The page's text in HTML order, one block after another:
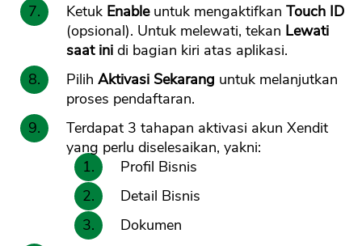
Ketuk Enable untuk mengaktifkan Touch ID
(opsional). Untuk melewati, tekan Lewati
saat ini di bagian kiri atas aplikasi.
Pilih Aktivasi Sekarang untuk melanjutkan
proses pendaftaran.
Terdapat 3 tahapan aktivasi akun Xendit
yang perlu diselesaikan, yakni:
Profil Bisnis
Detail Bisnis
Dokumen